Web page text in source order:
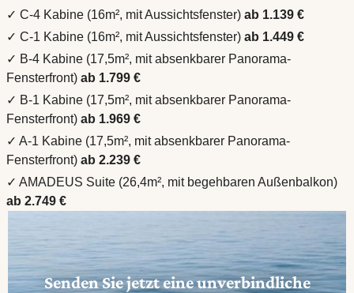
✓ C-4 Kabine (16m², mit Aussichtsfenster) ab 1.139 €
✓ C-1 Kabine (16m², mit Aussichtsfenster) ab 1.449 €
✓ B-4 Kabine (17,5m², mit absenkbarer Panorama-
Fensterfront) ab 1.799 €
✓ B-1 Kabine (17,5m², mit absenkbarer Panorama-
Fensterfront) ab 1.969 €
✓ A-1 Kabine (17,5m², mit absenkbarer Panorama-
Fensterfront) ab 2.239 €
✓ AMADEUS Suite (26,4m², mit begehbaren Außenbalkon)
ab 2.749 €
Senden Sie jetzt eine unverbindliche